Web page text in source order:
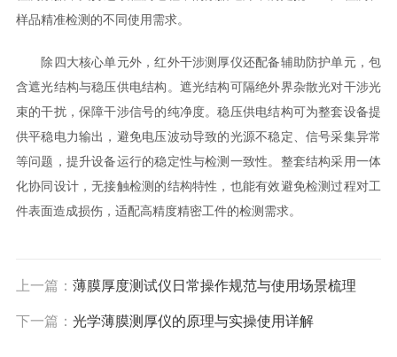
样品精准检测的不同使用需求。
除四大核心单元外，红外干涉测厚仪还配备辅助防护单元，包
含遮光结构与稳压供电结构。遮光结构可隔绝外界杂散光对干涉光
束的干扰，保障干涉信号的纯净度。稳压供电结构可为整套设备提
供平稳电力输出，避免电压波动导致的光源不稳定、信号采集异常
等问题，提升设备运行的稳定性与检测一致性。整套结构采用一体
化协同设计，无接触检测的结构特性，也能有效避免检测过程对工
件表面造成损伤，适配高精度精密工件的检测需求。
上一篇： 薄膜厚度测试仪日常操作规范与使用场景梳理
下一篇： 光学薄膜测厚仪的原理与实操使用详解